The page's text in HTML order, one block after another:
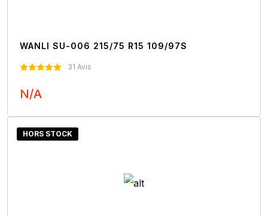
WANLI SU-006 215/75 R15 109/97S
31 Avis
N/A
HORS STOCK